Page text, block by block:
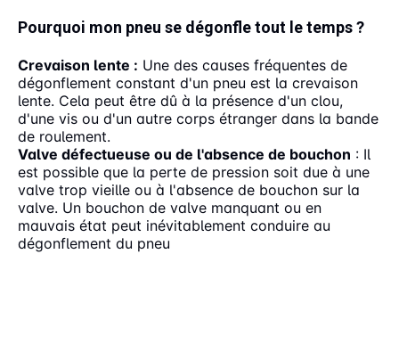
Pourquoi mon pneu se dégonfle tout le temps ?
Crevaison lente : Une des causes fréquentes de
dégonflement constant d'un pneu est la crevaison
lente. Cela peut être dû à la présence d'un clou,
d'une vis ou d'un autre corps étranger dans la bande
de roulement.
Valve défectueuse ou de l'absence de bouchon : Il
est possible que la perte de pression soit due à une
valve trop vieille ou à l'absence de bouchon sur la
valve. Un bouchon de valve manquant ou en
mauvais état peut inévitablement conduire au
dégonflement du pneu